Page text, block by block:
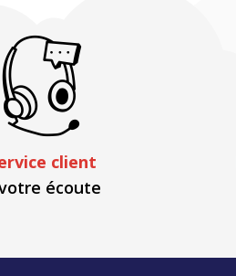
client
écoute